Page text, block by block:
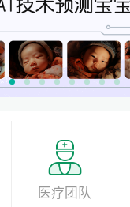
医疗团队